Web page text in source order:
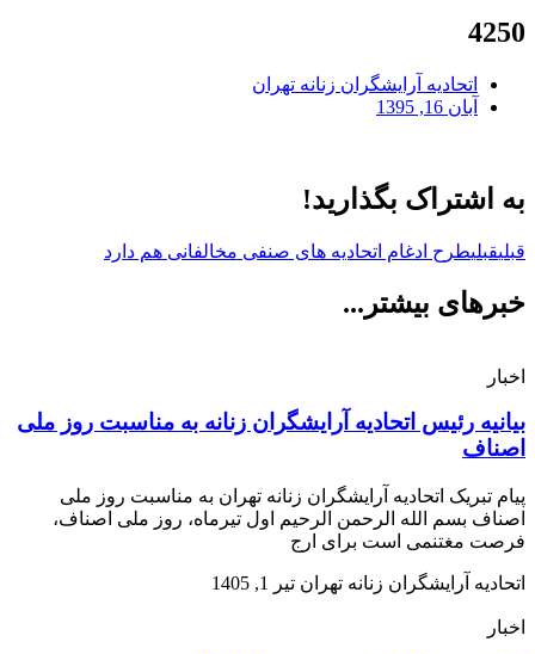
4250
اتحادیه آرایشگران زنانه تهران
آبان 16, 1395
به اشتراک بگذارید!
قبلیقبلیطرح ادغام اتحادیه های صنفی مخالفانی هم دارد
خبرهای بیشتر...
اخبار
بیانیه رئیس اتحادیه آرایشگران زنانه به مناسبت روز ملی
اصناف
پیام تبریک اتحادیه آرایشگران زنانه تهران به مناسبت روز ملی
اصناف بسم الله الرحمن الرحیم اول تیرماه، روز ملی اصناف،
فرصت مغتنمی است برای ارج
اتحادیه آرایشگران زنانه تهران تیر 1, 1405
اخبار